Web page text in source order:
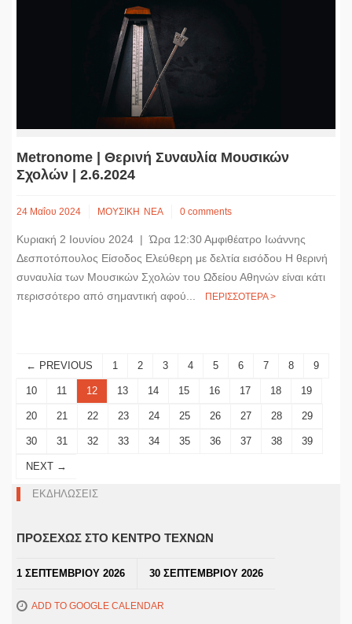
Metronome | Θερινή Συναυλία Μουσικών
Σχολών | 2.6.2024
24 Μαΐου 2024 ΜΟΥΣΙΚΗ ΝΕΑ 0 comments
Κυριακή 2 Ιουνίου 2024 | Ώρα 12:30 Αμφιθέατρο Ιωάννης
Δεσποτόπουλος Είσοδος Ελεύθερη με δελτία εισόδου Η θερινή
συναυλία των Μουσικών Σχολών του Ωδείου Αθηνών είναι κάτι
περισσότερο από σημαντική αφού...
ΠΕΡΙΣΣΟΤΕΡΑ >
← PREVIOUS 1 2 3 4 5 6 7 8 9
10 11 12 13 14 15 16 17 18 19
20 21 22 23 24 25 26 27 28 29
30 31 32 33 34 35 36 37 38 39
NEXT →
ΕΚΔΗΛΩΣΕΙΣ
ΠΡΟΣΕΧΩΣ ΣΤΟ ΚΕΝΤΡΟ ΤΕΧΝΩΝ
1 ΣΕΠΤΕΜΒΡΙΟΥ 2026 30 ΣΕΠΤΕΜΒΡΙΟΥ 2026
ADD TO GOOGLE CALENDAR